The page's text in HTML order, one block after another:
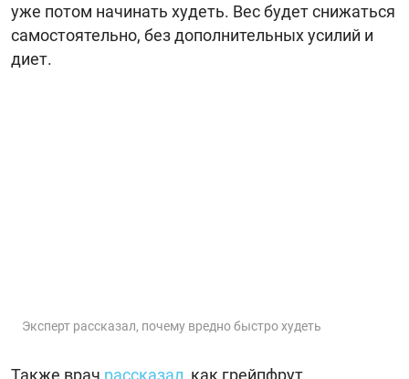
уже потом начинать худеть. Вес будет снижаться
самостоятельно, без дополнительных усилий и
диет.
Эксперт рассказал, почему вредно быстро худеть
Также врач рассказал, как грейпфрут